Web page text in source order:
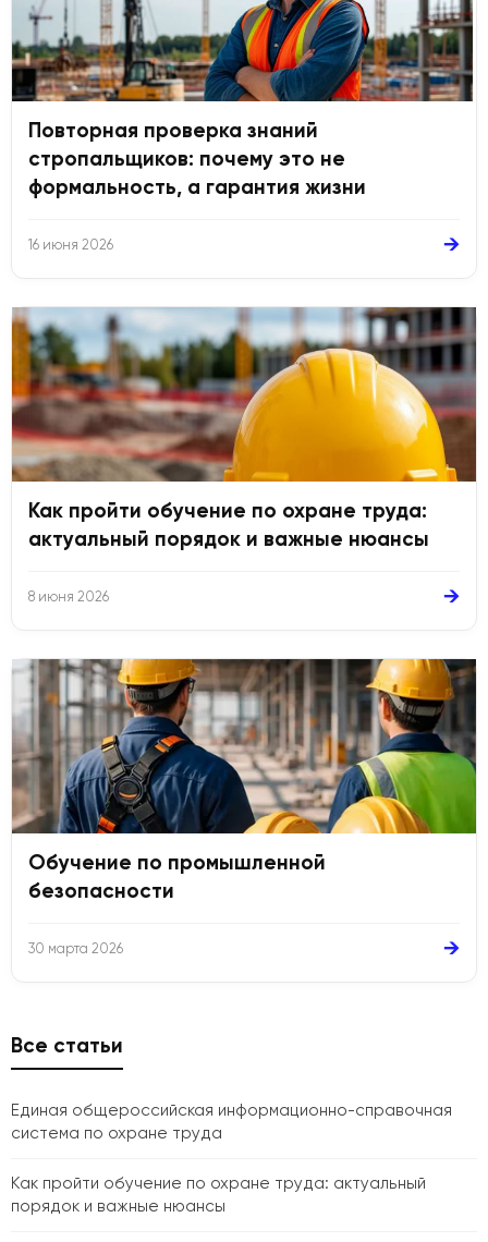
Все статьи
Единая общероссийская информационно-справочная
система по охране труда
Как пройти обучение по охране труда: актуальный
порядок и важные нюансы
Повторная проверка знаний
стропальщиков: почему это не
формальность, а гарантия жизни
16 июня 2026 →
Как пройти обучение по охране труда:
актуальный порядок и важные нюансы
8 июня 2026 →
Обучение по промышленной
безопасности
30 марта 2026 →